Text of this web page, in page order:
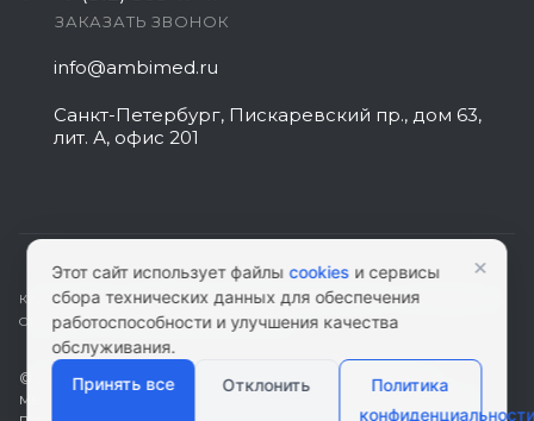
ЗАКАЗАТЬ ЗВОНОК
info@ambimed.ru
Санкт-Петербург, Пискаревский пр., дом 63,
лит. А, офис 201
КАРТА САЙТА|ПОЛИТИКА КОНФИДЕНЦИАЛЬНОСТИ|СОГЛАСИЕ НА
ОБРАБОТКУ ПЕРСОНАЛЬНЫХ ДАННЫХ
© 2026 ambimed.ru - Медицинское оборудование и
медтехника. Информация на этом ресурсе не является
Этот сайт использует файлыcookies и сервисы
сбора технических данных для обеспечения
работоспособности и улучшения качества
обслуживания.
Принять все
Отклонить
Политика
конфиденциальности
×